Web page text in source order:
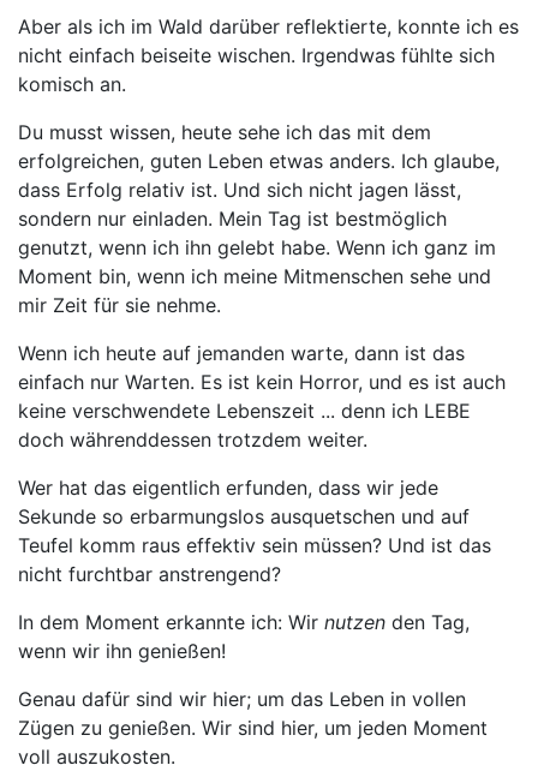
Aber als ich im Wald darüber reflektierte, konnte ich es
nicht einfach beiseite wischen. Irgendwas fühlte sich
komisch an.
Du musst wissen, heute sehe ich das mit dem
erfolgreichen, guten Leben etwas anders. Ich glaube,
dass Erfolg relativ ist. Und sich nicht jagen lässt,
sondern nur einladen. Mein Tag ist bestmöglich
genutzt, wenn ich ihn gelebt habe. Wenn ich ganz im
Moment bin, wenn ich meine Mitmenschen sehe und
mir Zeit für sie nehme.
Wenn ich heute auf jemanden warte, dann ist das
einfach nur Warten. Es ist kein Horror, und es ist auch
keine verschwendete Lebenszeit ... denn ich LEBE
doch währenddessen trotzdem weiter.
Wer hat das eigentlich erfunden, dass wir jede
Sekunde so erbarmungslos ausquetschen und auf
Teufel komm raus effektiv sein müssen? Und ist das
nicht furchtbar anstrengend?
In dem Moment erkannte ich: Wir nutzen den Tag,
wenn wir ihn genießen!
Genau dafür sind wir hier; um das Leben in vollen
Zügen zu genießen. Wir sind hier, um jeden Moment
voll auszukosten.